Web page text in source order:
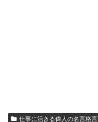
仕事に活きる偉人の名言格言